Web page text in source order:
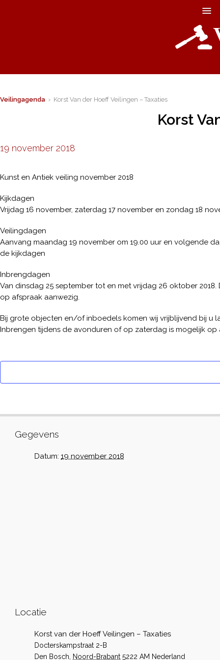
Veilingagenda › Korst Van der Hoeff Veilingen – Taxaties
Korst
19 november 2018
Kunst en Antiek veiling november 2018
Kijkdagen
Vrijdag 16 november, zaterdag 17 november en zondag 18
Veilingdagen
Aanvang maandag 19 november om 19.00 uur en volgende
de kijkdagen
Inbrengdagen
Van dinsdag 25 september tot en met vrijdag 26 oktober
op afspraak aanwezig.
Bij grote objecten en/of inboedels komen wij vrijblijvend bij u
Inbrengen tijdens de avonduren of op zaterdag is mogelijk op
Gegevens
Datum: 19 november 2018
Locatie
Korst van der Hoeff Veilingen – Taxaties
Docterskampstraat 2-B
Den Bosch
Noord-Brabant 5222 AM Nederland